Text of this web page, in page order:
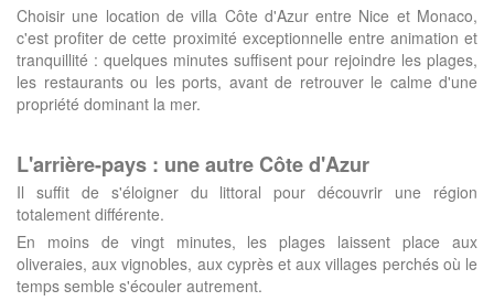
Choisir une location de villa Côte d'Azur entre Nice et Monaco,
c'est profiter de cette proximité exceptionnelle entre animation et
tranquillité : quelques minutes suffisent pour rejoindre les plages,
les restaurants ou les ports, avant de retrouver le calme d'une
propriété dominant la mer.
L'arrière-pays : une autre Côte d'Azur
Il suffit de s'éloigner du littoral pour découvrir une région
totalement différente.
En moins de vingt minutes, les plages laissent place aux
oliveraies, aux vignobles, aux cyprès et aux villages perchés où le
temps semble s'écouler autrement.